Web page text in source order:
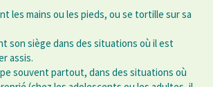
les mains ou les pieds, ou se tortille sur sa
son siège dans des situations où il est
assis.
souvent partout, dans des situations où